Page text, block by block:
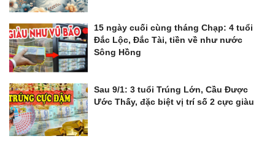
15 ngày cuối cùng tháng Chạp: 4 tuổi
Đắc Lộc, Đắc Tài, tiền về như nước
Sông Hồng
Sau 9/1: 3 tuổi Trúng Lớn, Cầu Được
Ước Thấy, đặc biệt vị trí số 2 cực giàu